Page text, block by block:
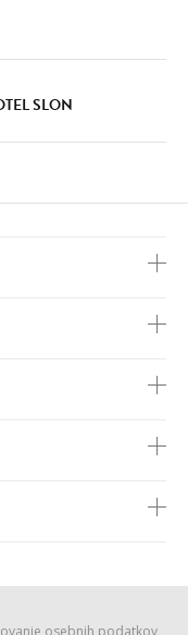
SLON
osebnih podatkov